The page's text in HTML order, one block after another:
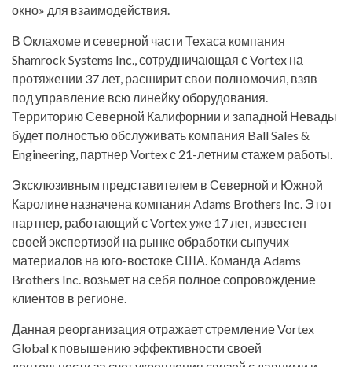
окно» для взаимодействия.
В Оклахоме и северной части Техаса компания
Shamrock Systems Inc., сотрудничающая с Vortex на
протяжении 37 лет, расширит свои полномочия, взяв
под управление всю линейку оборудования.
Территорию Северной Калифорнии и западной Невады
будет полностью обслуживать компания Ball Sales &
Engineering, партнер Vortex с 21-летним стажем работы.
Эксклюзивным представителем в Северной и Южной
Каролине назначена компания Adams Brothers Inc. Этот
партнер, работающий с Vortex уже 17 лет, известен
своей экспертизой на рынке обработки сыпучих
материалов на юго-востоке США. Команда Adams
Brothers Inc. возьмет на себя полное сопровождение
клиентов в регионе.
Данная реорганизация отражает стремление Vortex
Global к повышению эффективности своей